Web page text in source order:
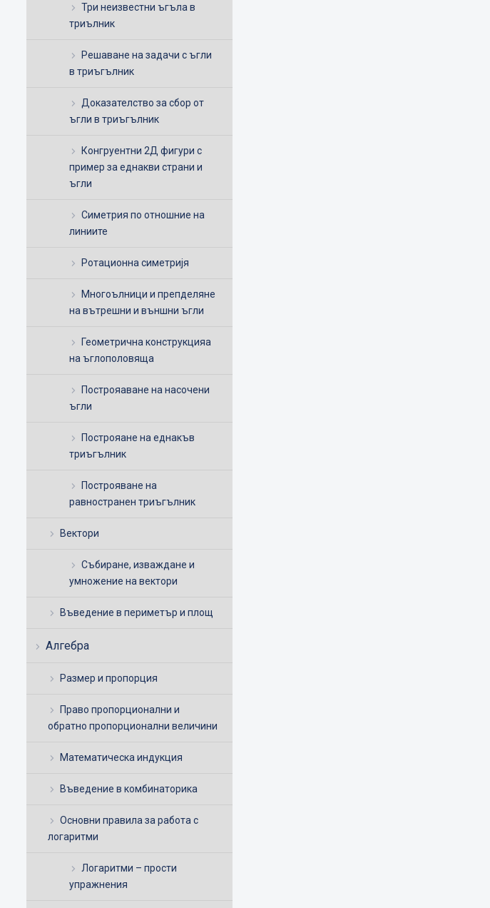
Три неизвестни ъгъла в
триълник
Решаване на задачи с ъгли
в триъгълник
Доказателство за сбор от
ъгли в триъгълник
Конгруентни 2Д фигури с
пример за еднакви страни и
ъгли
Симетрия по отношние на
линиите
Ротационна симетријя
Многоълници и препделяне
на вътрешни и външни ъгли
Геометрична конструкцияа
на ъглополовяща
Построяаване на насочени
ъгли
Построяане на еднакъв
триъгълник
Построяване на
равностранен триъгълник
Вектори
Събиране, изваждане и
умножение на вектори
Въведение в периметър и площ
Алгебра
Размер и пропорция
Право пропорционални и
обратно пропорционални величини
Математическа индукция
Въведение в комбинаторика
Основни правила за работа с
логаритми
Логаритми – прости
упражнения